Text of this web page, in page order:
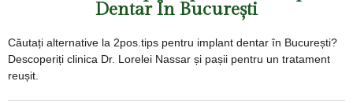
Dentar În București
Căutați alternative la 2pos.tips pentru implant dentar în București?
Descoperiți clinica Dr. Lorelei Nassar și pașii pentru un tratament
reușit.